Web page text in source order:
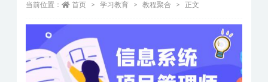
当前位置： 首页 学习教育 教程聚合 正文